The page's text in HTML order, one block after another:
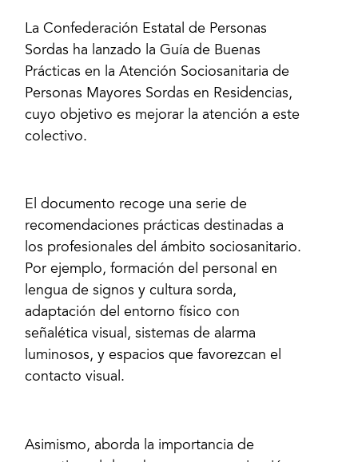
La Confederación Estatal de Personas
Sordas ha lanzado la Guía de Buenas
Prácticas en la Atención Sociosanitaria de
Personas Mayores Sordas en Residencias,
cuyo objetivo es mejorar la atención a este
colectivo.
El documento recoge una serie de
recomendaciones prácticas destinadas a
los profesionales del ámbito sociosanitario.
Por ejemplo, formación del personal en
lengua de signos y cultura sorda,
adaptación del entorno físico con
señalética visual, sistemas de alarma
luminosos, y espacios que favorezcan el
contacto visual.
Asimismo, aborda la importancia de